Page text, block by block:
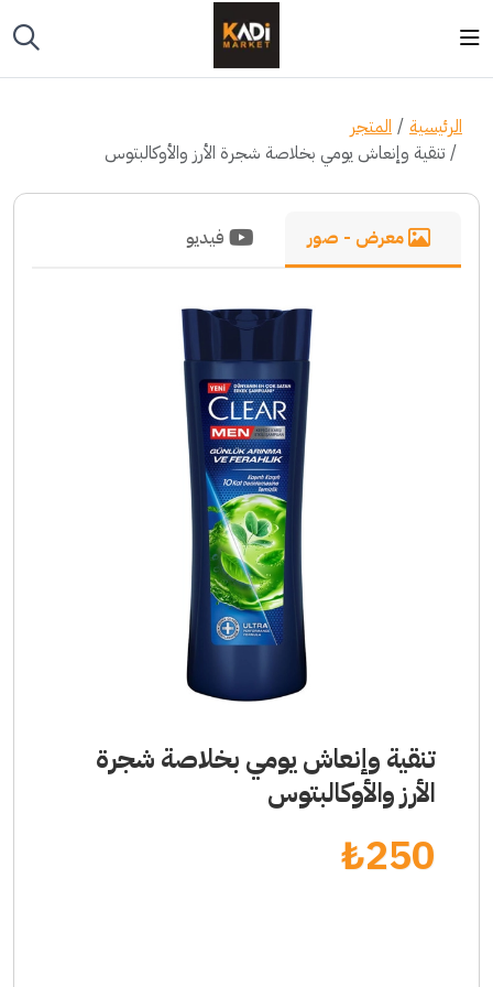
الرئيسية
المتجر
تنقية وإنعاش يومي بخلاصة شجرة الأرز والأوكالبتوس
معرض - صور فيديو
تنقية وإنعاش يومي بخلاصة شجرة
الأرز والأوكالبتوس
250
₺